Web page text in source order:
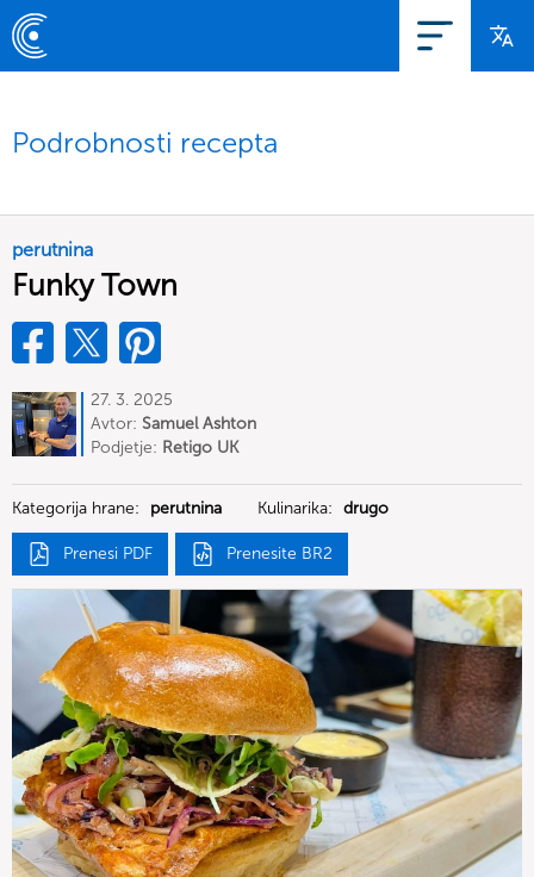
Podrobnosti recepta
perutnina
Funky Town
27. 3. 2025
Avtor: Samuel Ashton
Podjetje: Retigo UK
Kategorija hrane: perutnina Kulinarika: drugo
Prenesi PDF Prenesite BR2